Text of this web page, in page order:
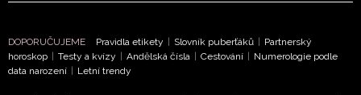
DOPORUČUJEME Pravidla etikety Slovník puberťáků
Partnerský
horoskop
Testy a kvízy Andělská čísla Cestování
Numerologie podle
data narození
Letní trendy